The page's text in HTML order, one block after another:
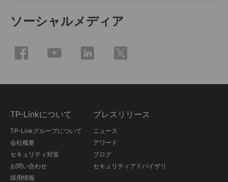
ソーシャルメディア
TP-Linkについて
TP-Linkグループについて
会社概要
セキュリティ対策
お問い合わせ
採用情報
プレスリリース
ニュース
アワード
ブログ
セキュリティアドバイザリ